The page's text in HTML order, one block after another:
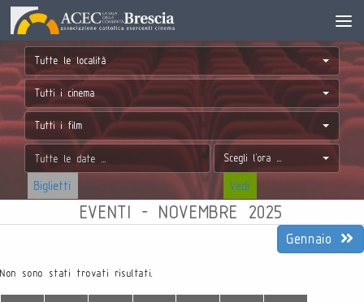
Tutte le località
Tutti i cinema
Tutti i film
Scegli l'ora ...
Biglietti Vedi
EVENTI - NOVEMBRE 2025
Gennaio
Non sono stati trovati risultati.